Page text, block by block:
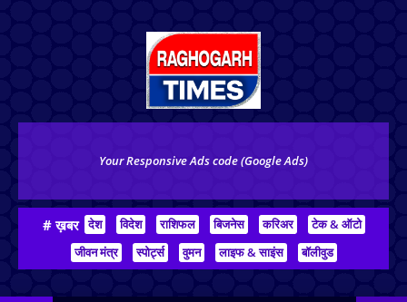
Your Responsive Ads code (Google Ads)
# ख़बर देश विदेश राशिफल बिजनेस करिअर
टेक & ऑटो
जीवन मंत्र
स्पोर्ट्स वुमन लाइफ & साइंस बॉलीवुड